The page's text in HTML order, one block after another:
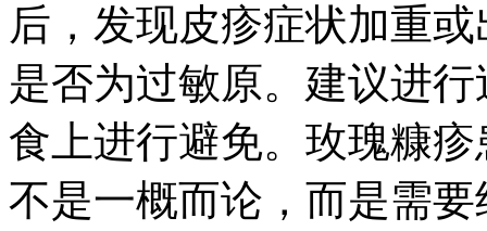
后，发现皮疹症状加重
是否为过敏原。建议进
食上进行避免。玫瑰糠
不是一概而论，而是需